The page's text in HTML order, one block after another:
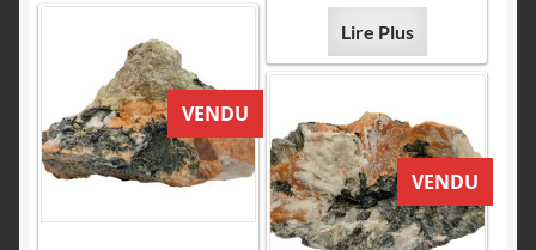
Lire Plus
VENDU
VENDU